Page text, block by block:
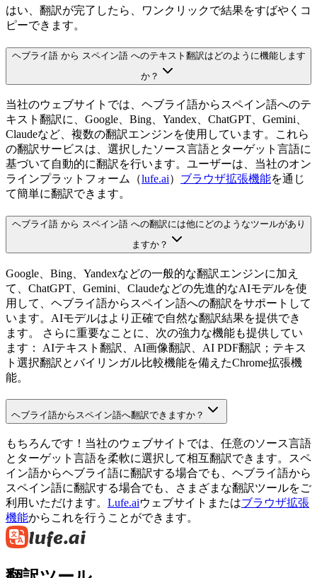
はい、翻訳が完了したら、ワンクリックで結果をすばやくコ
ピーできます。
ヘブライ語 から スペイン語 へのテキスト翻訳はどのように機能します
か？
当社のウェブサイトでは、ヘブライ語からスペイン語へのテ
キスト翻訳に、Google、Bing、Yandex、ChatGPT、Gemini、
Claudeなど、複数の翻訳エンジンを使用しています。これら
の翻訳サービスは、選択したソース言語とターゲット言語に
基づいて自動的に翻訳を行います。ユーザーは、当社のオン
ラインプラットフォーム（lufe.ai） ブラウザ拡張機能を通じ
て簡単に翻訳できます。
ヘブライ語 から スペイン語 への翻訳には他にどのようなツールがあり
ますか？
Google、Bing、Yandexなどの一般的な翻訳エンジンに加え
て、ChatGPT、Gemini、Claudeなどの先進的なAIモデルを使
用して、ヘブライ語からスペイン語への翻訳をサポートして
います。AIモデルはより正確で自然な翻訳結果を提供でき
ます。 さらに重要なことに、次の強力な機能も提供してい
ます： AIテキスト翻訳、AI画像翻訳、AI PDF翻訳；テキス
ト選択翻訳とバイリンガル比較機能を備えたChrome拡張機
能。
ヘブライ語からスペイン語へ翻訳できますか？
もちろんです！当社のウェブサイトでは、任意のソース言語
とターゲット言語を柔軟に選択して相互翻訳できます。スペ
イン語からヘブライ語に翻訳する場合でも、ヘブライ語から
スペイン語に翻訳する場合でも、さまざまな翻訳ツールをご
利用いただけます。 Lufe.aiウェブサイトまたはブラウザ拡張
機能からこれを行うことができます。